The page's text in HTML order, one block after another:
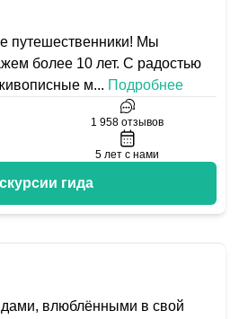
путешественники! Мы
более 10 лет. С радостью
м... Подробнее
1 958 отзывов
5 лет с нами
гида
влюблёнными в свой